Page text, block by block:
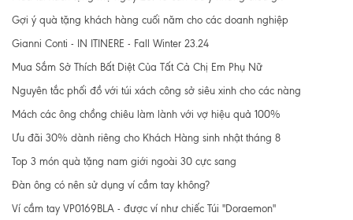
Gợi ý quà tặng khách hàng cuối năm cho các doanh nghiệp
Gianni Conti - IN ITINERE - Fall Winter 23.24
Mua Sắm Sở Thích Bất Diệt Của Tất Cả Chị Em Phụ Nữ
Nguyên tắc phối đồ với túi xách công sở siêu xinh cho các nàng
Mách các ông chồng chiêu làm lành với vợ hiệu quả 100%
Ưu đãi 30% dành riêng cho Khách Hàng sinh nhật tháng 8
Top 3 món quà tặng nam giới ngoài 30 cực sang
Đàn ông có nên sử dụng ví cầm tay không?
Ví cầm tay VP0169BLA - được ví như chiếc Túi "Doraemon"